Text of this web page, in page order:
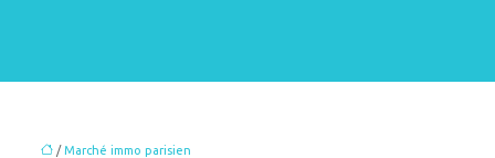
/Marché immo parisien